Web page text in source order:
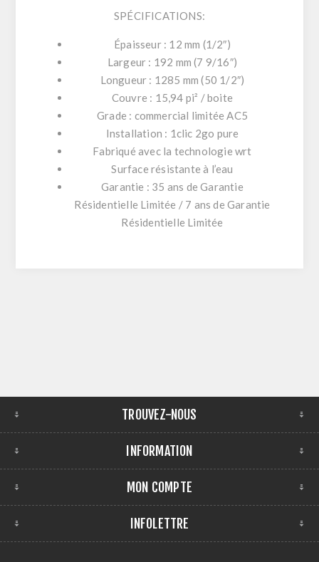
SPÉCIFICATIONS:
Épaisseur : 12 mm (1/2″)
Largeur : 192 mm (7 9/16″)
Longueur : 1285 mm (50 1/2″)
Couvre : 15,94 pi² / boite
Grade : commercial limitée AC5
Installation : 1clic 2go pure
Fabriqué avec la technologie wrt
Surface résistante à l’eau
Garantie : 35 ans de Garantie
Résidentielle Limitée / 7 ans de Garantie
Résidentielle Limitée
TROUVEZ-NOUS
INFORMATION
MON COMPTE
INFOLETTRE